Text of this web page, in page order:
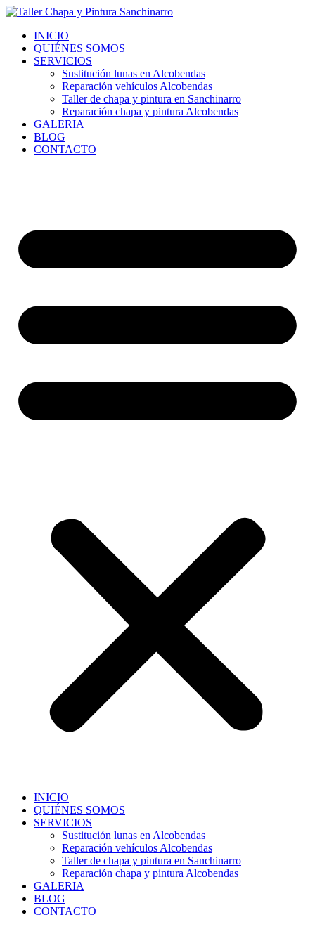
Ir
contenidoINICIO
QUIÉNES SOMOS
SERVICIOS
Sustitución lunas en Alcobendas
Reparación vehículos Alcobendas
Taller de chapa y pintura en Sanchinarro
Reparación chapa y pintura Alcobendas
GALERIA
BLOG
CONTACTO
INICIO
QUIÉNES SOMOS
SERVICIOS
Sustitución lunas en Alcobendas
Reparación vehículos Alcobendas
Taller de chapa y pintura en Sanchinarro
Reparación chapa y pintura Alcobendas
GALERIA
BLOG
CONTACTO